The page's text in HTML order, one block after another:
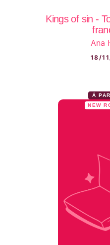
Kings of sin -
Ana
18/
À
NEW